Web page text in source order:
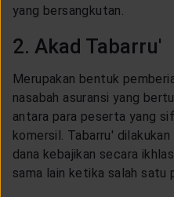
yang bersangkutan.
2. Akad Tabarru'
Merupakan bentuk
nasabah asuransi yang
antara para peserta yang
komersil. Tabarru'
dana kebajikan secara
sama lain ketika salah satu